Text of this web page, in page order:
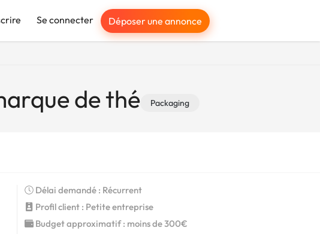
Se connecter Déposer une annonce
de thé Packaging
Délai demandé : Récurrent
Profil client : Petite entreprise
Budget approximatif : moins de 300€